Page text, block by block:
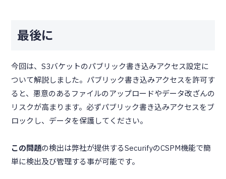
最後に
今回は、S3バケットのパブリック書き込みアクセス設定に
ついて解説しました。パブリック書き込みアクセスを許可す
ると、悪意のあるファイルのアップロードやデータ改ざんの
リスクが高まります。必ずパブリック書き込みアクセスをブ
ロックし、データを保護してください。
この問題の検出は弊社が提供するSecurifyのCSPM機能で簡
単に検出及び管理する事が可能です。